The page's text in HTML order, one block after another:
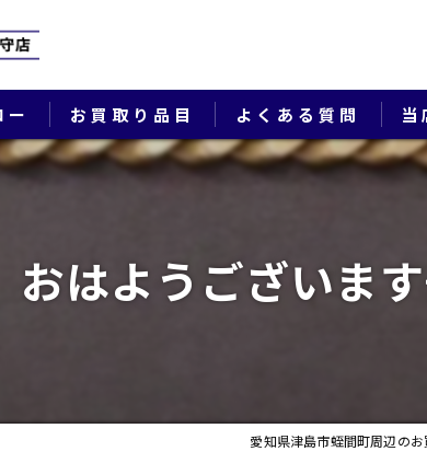
ー お買取り品目 よくある質問 当
切
生
おはようございま
愛知県津島市蛭間町周辺の